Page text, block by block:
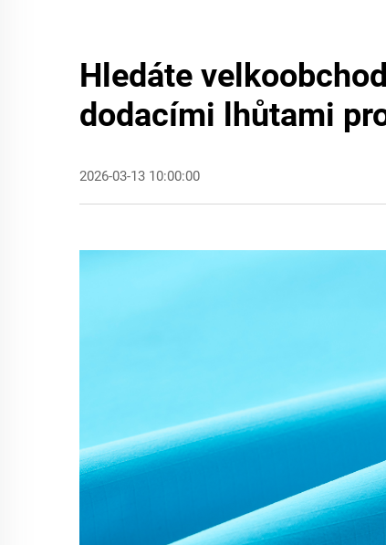
Hledáte
dodacími lhůtami
2026-03-13 10:00:00